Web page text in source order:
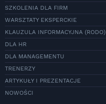
SZKOLENIA DLA FIRM
WARSZTATY EKSPERCKIE
KLAUZULA INFORMACYJNA (RODO)
DLA HR
DLA MANAGEMENTU
TRENERZY
ARTYKUŁY I PREZENTACJE
NOWOŚCI